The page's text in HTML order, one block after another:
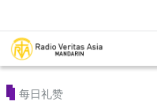
每日礼赞